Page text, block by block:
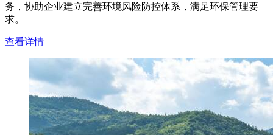
务，协助企业建立完善环境风险防控体系，满足环保管理要
求。
查看详情